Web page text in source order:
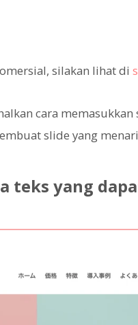
silakan lihat di
cara memasukkan
slide yang
teks yang